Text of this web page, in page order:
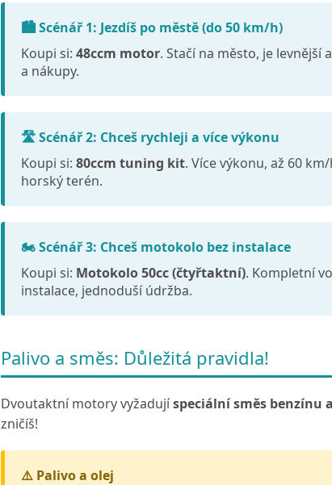
🏙️ Scénář 1: Jezdíš po městě (do 50 km/h)
Koupi si: 48ccm motor. Stačí na město, je levnější
a nákupy.
🛣️ Scénář 2: Chceš rychleji a více výkonu
Koupi si: 80ccm tuning kit. Více výkonu, až 60
horský terén.
🏍️ Scénář 3: Chceš motokolo bez instalace
Koupi si: Motokolo 50cc (čtyřtaktní). Kompletní
instalace, jednoduší údržba.
Palivo a směs: Důležitá pravidla!
Dvoutaktní motory vyžadujíspeciální směs benzínu
zničíš!
⚠️ Palivo a olej